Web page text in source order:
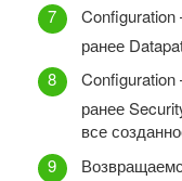
ранее
ранее
все